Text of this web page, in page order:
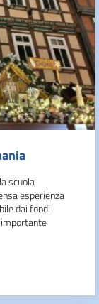
scuola
esperienza
dai fondi